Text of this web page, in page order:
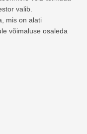
valib.
mis on alati
võimaluse osaleda